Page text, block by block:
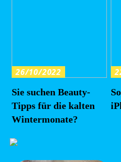
26/10/2022
Sie suchen Beauty-
Tipps für die kalten
Wintermonate?